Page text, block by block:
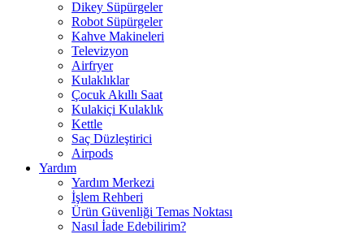
Dikey Süpürgeler
Robot Süpürgeler
Kahve Makineleri
Televizyon
Airfryer
Kulaklıklar
Çocuk Akıllı Saat
Kulakiçi Kulaklık
Kettle
Saç Düzleştirici
Airpods
Yardım
Yardım Merkezi
İşlem Rehberi
Ürün Güvenliği Temas Noktası
Nasıl İade Edebilirim?